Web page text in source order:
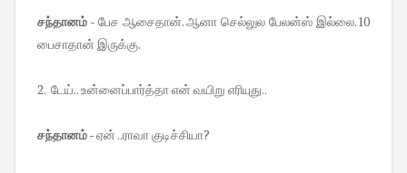
சந்தானம் - பேச ஆசைதான். ஆனா செல்லுல பேலன்ஸ் இல்லை.10
பைசாதான் இருக்கு.
2. டேய்.. உன்னைப்பார்த்தா என் வயிறு எரியுது..
சந்தானம்- ஏன் ..ராவா குடிச்சியா?